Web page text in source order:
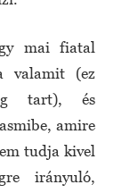
mai fiatal
valamit (ez
tart), és
amire
tudja kivel
irányuló,